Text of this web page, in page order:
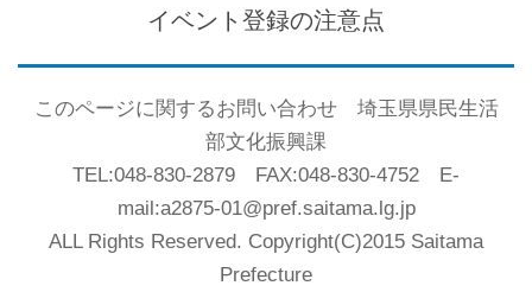
イベント登録の注意点
このページに関するお問い合わせ 埼玉県県民生活
部文化振興課
TEL:048-830-2879 FAX:048-830-4752 E-
mail:a2875-01@pref.saitama.lg.jp
ALL Rights Reserved. Copyright(C)2015 Saitama
Prefecture